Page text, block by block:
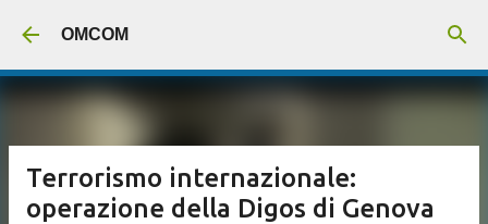
OMCOM
Terrorismo internazionale:
operazione della Digos di Genova